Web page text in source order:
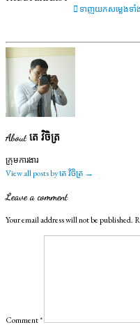
ទាញយកសម្លេងទ
About តេ វិចិត្រ
ក្រុមការងារ
View all posts by តេ វិចិត្រ →
Leave a comment
Your email address will not be published.
Comment*